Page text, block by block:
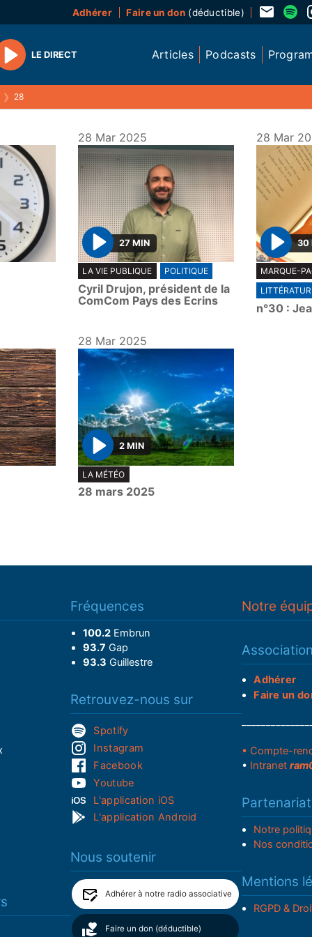
Adhérer Faire un don(déductible)
Play
LE DIRECT Articles Podcasts
❯ 28
28 Mar 2025
P
l
a
y
27 MIN
LA VIE PUBLIQUE POLITIQUE
Cyril Drujon, président de la
ComCom Pays des Ecrins
28 Mar
P
l
a
y
30
MARQUE-
n°30 :
28 Mar 2025
P
l
a
2 MIN
LA MÉTÉO
28 mars 2025
Fréquences
100.2Embrun
93.7 Gap
93.3 Guillestre
Retrouvez-nous sur
Spotify
Instagram
Facebook
Youtube
L'application iOS
L'application Android
Nous soutenir
Adhérer à notre radio associative
Faire un don (déductible)
Notre
Adhérer
Faire un
• Compte-
• Intranet
Notre
Nos
Mentions
RGPD &